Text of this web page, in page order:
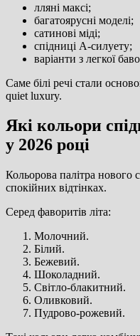
лляні максі;
багатоярусні моделі;
сатинові міді;
спідниці А-силуету;
варіанти з легкої
Саме білі речі стали
quiet luxury.
Які кольори
у 2026 році
Кольорова палітра нового
спокійних відтінках.
Серед фаворитів літа:
Молочний.
Білий.
Бежевий.
Шоколадний.
Світло-блакитний.
Оливковий.
Пудрово-рожевий.